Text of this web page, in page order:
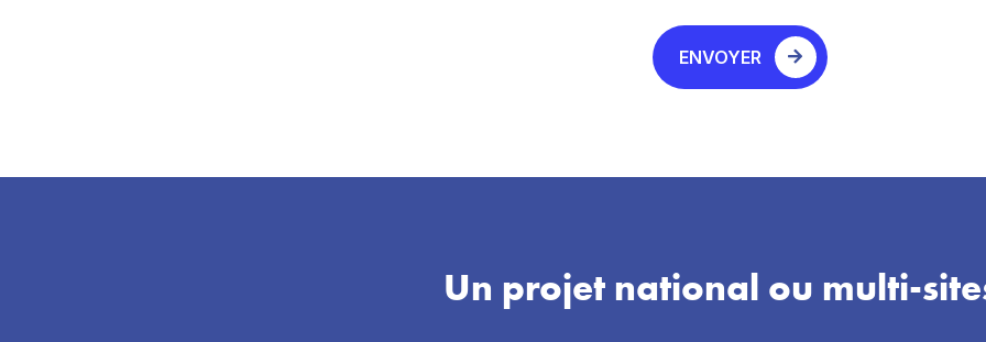
ENVOYER
Un projet national ou multi-